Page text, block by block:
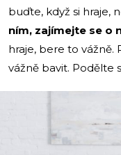
buďte, když si hraje,
ním, zajímejte se o
hraje, bere to vážně.
vážně bavit. Podělte